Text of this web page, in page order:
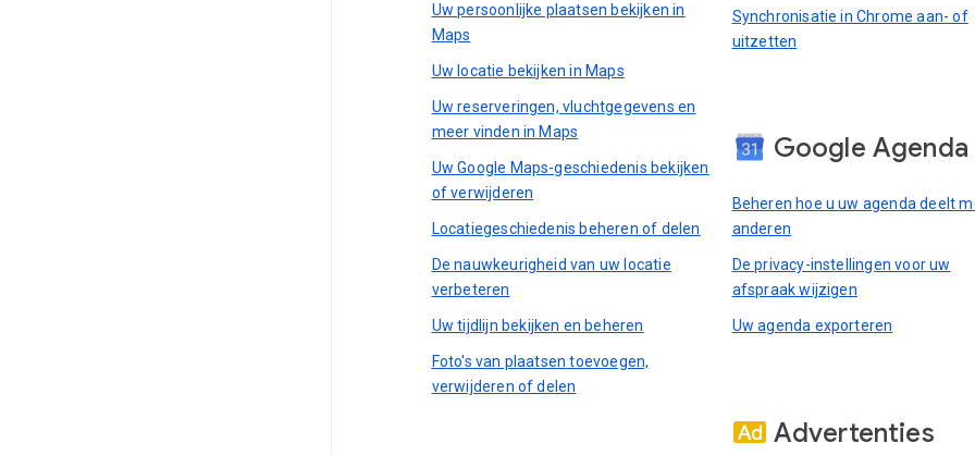
Uw persoonlijke plaatsen bekijken in
Maps
Uw locatie bekijken in Maps
Uw reserveringen, vluchtgegevens en
meer vinden in Maps
Uw Google Maps-geschiedenis bekijken
of verwijderen
Locatiegeschiedenis beheren of delen
De nauwkeurigheid van uw locatie
verbeteren
Uw tijdlijn bekijken en beheren
Foto's van plaatsen toevoegen,
verwijderen of delen
Synchronisatie in Chrome aan- of
uitzetten
Google Agenda
Beheren hoe u uw agenda deelt
anderen
De privacy-instellingen voor uw
afspraak wijzigen
Uw agenda exporteren
Advertenties